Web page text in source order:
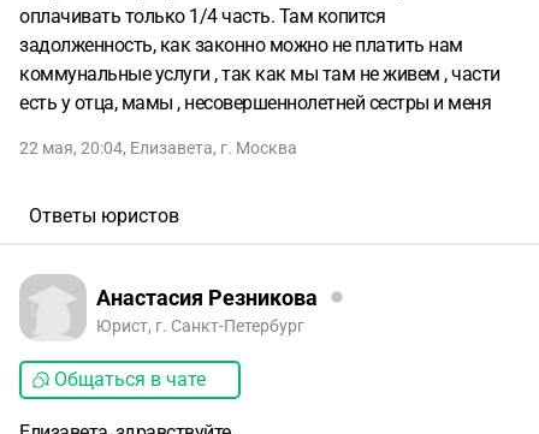
оплачивать только 1/4 часть. Там копится
задолженность, как законно можно не платить нам
коммунальные услуги , так как мы там не живем , части
есть у отца, мамы , несовершеннолетней сестры и меня
22 мая, 20:04, Елизавета, г. Москва
Ответы юристов
Анастасия Резникова
Юрист, г. Санкт-Петербург
Общаться в чате